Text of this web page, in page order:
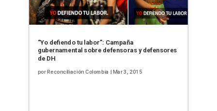
“Yo defiendo tu labor”: Campaña
gubernamental sobre defensoras y defensores
de DH
porReconciliación Colombia |Mar 3, 2015